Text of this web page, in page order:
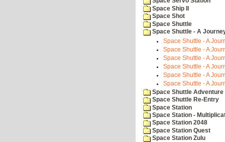
Space Ship II
Space Shot
Space Shuttle
Space Shuttle - A
Space Shuttle - A
Space Shuttle - A
Space Shuttle - A
Space Shuttle - A
Space Shuttle - A
Space Shuttle - A
Space Shuttle Adventure
Space Shuttle Re-Entry
Space Station
Space Station -
Space Station 2048
Space Station Quest
Space Station Zulu